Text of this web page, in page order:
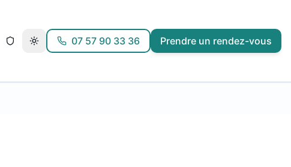
07 57 90 33 36 Prendre un rendez-vous